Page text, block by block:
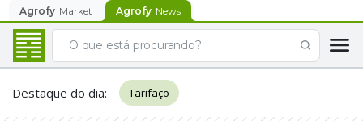
Agrofy Market Agrofy News
Destaque do dia: Tarifaço